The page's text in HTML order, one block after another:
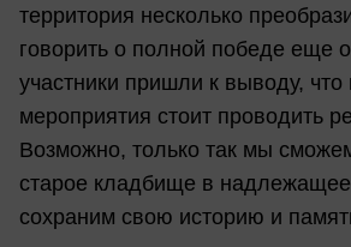
территория несколько
говорить о полной победе еще
участники пришли к выводу,
мероприятия стоит проводить
Возможно, только так мы
старое кладбище в надлежащее
сохраним свою историю и